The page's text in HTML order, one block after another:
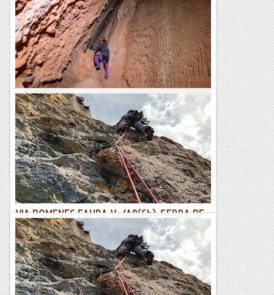
Escletxa del Moro o Cova de Sant Jeroni
L'Escletxa del Moro és un indret singular de Montserat. Es
tracta d'una cavitat dintre d'una gran fisura entre roques, al
peu de la Paret de l'Aeri. Tot i que...
Blog de muntanya
VIA DOMENEC FAURA V+/A0(6b)-SERRA DE
SANT JOAN.
Continuant buscant vietes que no apretin massa donat el
meu llastimós estat físic , Jesús em proposa aquesta. Sobre
el paper sembla que pot estar be i...
Lo gall